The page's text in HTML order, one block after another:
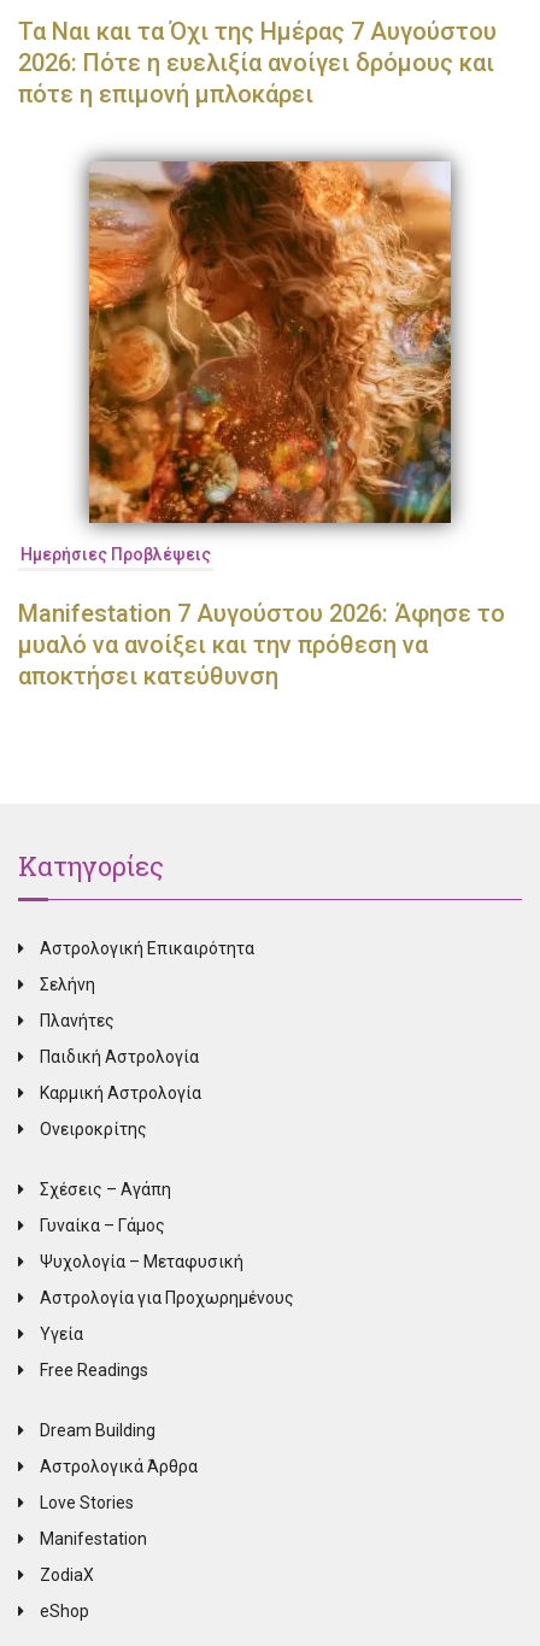
Τα Ναι και τα Όχι της Ημέρας 7 Αυγούστου
2026: Πότε η ευελιξία ανοίγει δρόμους και
πότε η επιμονή μπλοκάρει
Ημερήσιες Προβλέψεις
Manifestation 7 Αυγούστου 2026: Άφησε το
μυαλό να ανοίξει και την πρόθεση να
αποκτήσει κατεύθυνση
Κατηγορίες
Αστρολογική Επικαιρότητα
Σελήνη
Πλανήτες
Παιδική Αστρολογία
Καρμική Αστρολογία
Ονειροκρίτης
Σχέσεις – Αγάπη
Γυναίκα – Γάμος
Ψυχολογία – Μεταφυσική
Αστρολογία για Προχωρημένους
Υγεία
Free Readings
Dream Building
Αστρολογικά Άρθρα
Love Stories
Manifestation
ZodiaX
eShop